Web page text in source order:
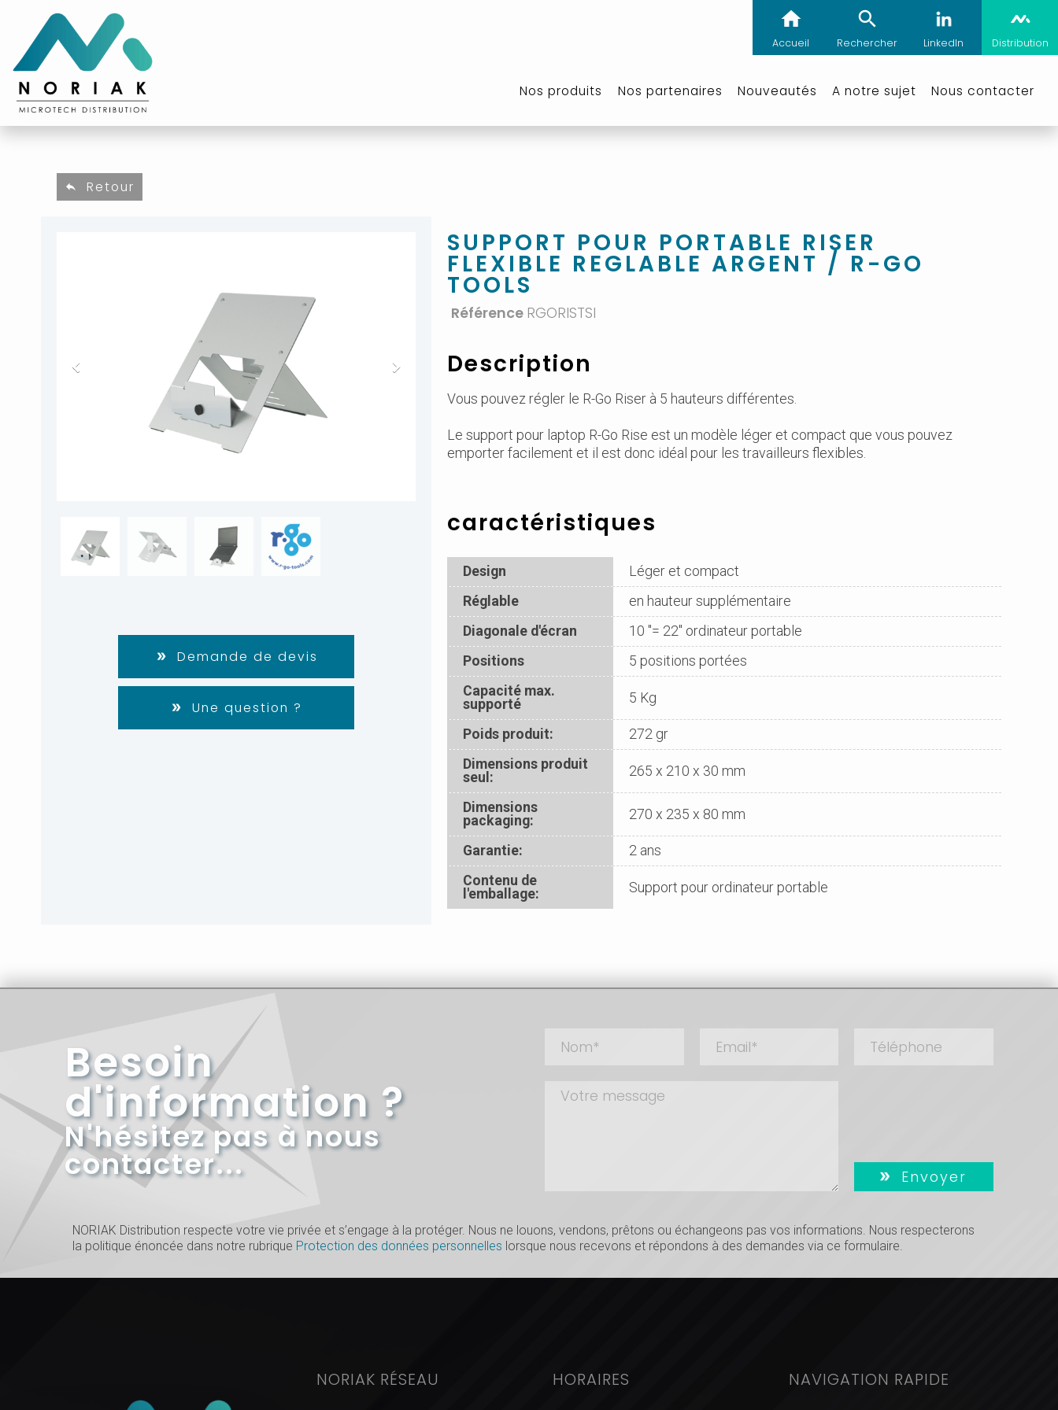
Accueil Rechercher LinkedIn Distribution
Nos produits Nos partenaires Nouveautés A notre sujet Nous contacter
Retour
Demande de devis
Une question ?
SUPPORT POUR PORTABLE RISER
FLEXIBLE REGLABLE ARGENT / R-GO
TOOLS
Référence RGORISTSI
Description
Vous pouvez régler le R-Go Riser à 5 hauteurs différentes.
Le support pour laptop R-Go Rise est un modèle léger et compact que vous pouvez
emporter facilement et il est donc idéal pour les travailleurs flexibles.
caractéristiques
Design
Léger et compact
Réglable
en hauteur supplémentaire
Diagonale d'écran
10 "= 22" ordinateur portable
Positions
5 positions portées
Capacité max.
supporté
5 Kg
Poids produit:
272 gr
Dimensions produit
seul:
265 x 210 x 30 mm
Dimensions
packaging:
270 x 235 x 80 mm
Garantie:
2 ans
Contenu de
l'emballage:
Support pour ordinateur portable
Besoin
d'information ?
N'hésitez pas à nous
contacter... Envoyer
NORIAK Distribution respecte votre vie privée et s’engage à la protéger. Nous ne louons, vendons, prêtons ou échangeons pas vos informations. Nous respecterons
la politique énoncée dans notre rubrique Protection des données personnelles lorsque nous recevons et répondons à des demandes via ce formulaire.
NORIAK RÉSEAU HORAIRES NAVIGATION RAPIDE